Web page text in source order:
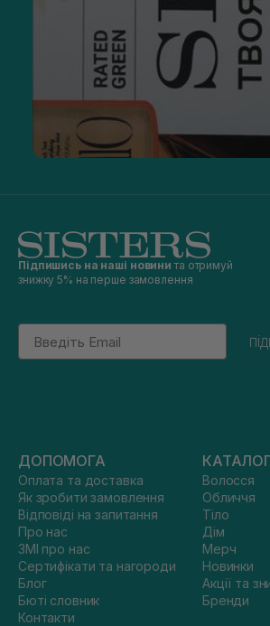
Підпишись на наші новини та отримуй
знижку 5% на перше замовлення
Email
ДОПОМОГА
Оплата та доставка
Як зробити замовлення
Відповіді на запитання
Про нас
ЗМІ про нас
Сертифікати та нагороди
Блог
Бюті словник
Контакти
Волосся
Обличчя
Тіло
Дім
Мерч
Новинки
Акції та
Бренди